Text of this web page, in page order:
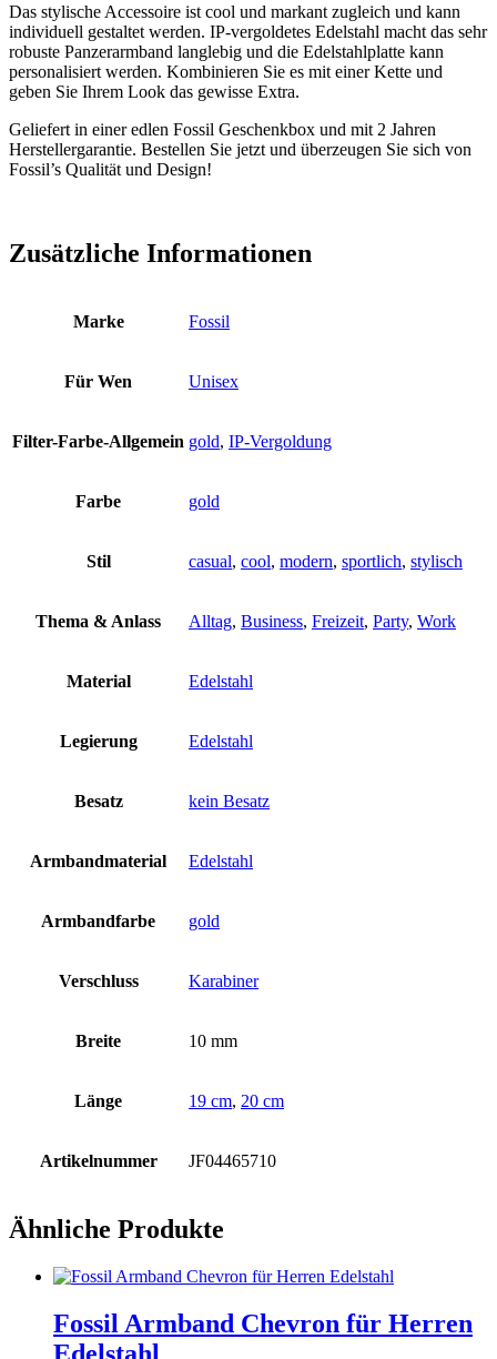
Das stylische Accessoire ist cool und markant zugleich und kann
individuell gestaltet werden. IP-vergoldetes Edelstahl macht das sehr
robuste Panzerarmband langlebig und die Edelstahlplatte kann
personalisiert werden. Kombinieren Sie es mit einer Kette und
geben Sie Ihrem Look das gewisse Extra.
Geliefert in einer edlen Fossil Geschenkbox und mit 2 Jahren
Herstellergarantie. Bestellen Sie jetzt und überzeugen Sie sich von
Fossil’s Qualität und Design!
Zusätzliche Informationen
Marke Fossil
Für Wen Unisex
Filter-Farbe-Allgemein gold, IP-Vergoldung
Farbe gold
Stil casual, cool, modern, sportlich, stylisch
Thema & Anlass Alltag, Business, Freizeit, Party, Work
Material Edelstahl
Legierung Edelstahl
Besatz kein Besatz
Armbandmaterial Edelstahl
Armbandfarbe gold
Verschluss Karabiner
Breite 10 mm
Länge 19 cm, 20 cm
Artikelnummer JF04465710
Ähnliche Produkte
Fossil Armband Chevron für Herren